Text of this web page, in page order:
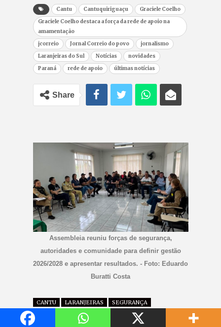
Cantu Cantuquiriguaçu
Graciele Coelho
Graciele Coelho destaca a força da rede de apoio na
amamentação
jcorreio
Jornal Correio do povo
jornalismo
Laranjeiras do Sul
Notícias
novidades
Paraná
rede de apoio últimas notícias
Share
Assembleia reuniu forças de segurança,
autoridades e comunidade para definir gestão
2026/2028 e apresentar resultados. - Foto: Eduardo
Buratti Costa
CANTU LARANJEIRAS SEGURANÇA
Conseg fortalece atuação